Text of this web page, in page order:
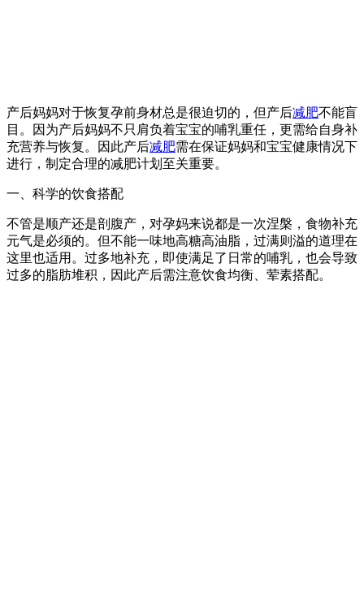
产后妈妈对于恢复孕前身材总是很迫切的，但产后减肥不能盲
目。因为产后妈妈不只肩负着宝宝的哺乳重任，更需给自身补
充营养与恢复。因此产后减肥需在保证妈妈和宝宝健康情况下
进行，制定合理的减肥计划至关重要。
一、科学的饮食搭配
不管是顺产还是剖腹产，对孕妈来说都是一次涅槃，食物补充
元气是必须的。但不能一味地高糖高油脂，过满则溢的道理在
这里也适用。过多地补充，即使满足了日常的哺乳，也会导致
过多的脂肪堆积，因此产后需注意饮食均衡、荤素搭配。